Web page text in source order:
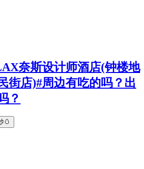
奈斯设计师酒店(钟楼地
街店)#周边有吃的吗？出
？
🥚